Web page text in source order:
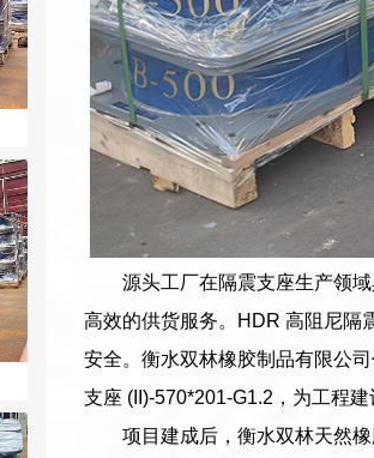
源头工厂在隔震支座生产领
高效的供货服务。HDR 高阻尼隔
安全。衡水双林橡胶制品有限公
支座 (II)-570*201-G1.2，为工程
项目建成后，衡水双林天然